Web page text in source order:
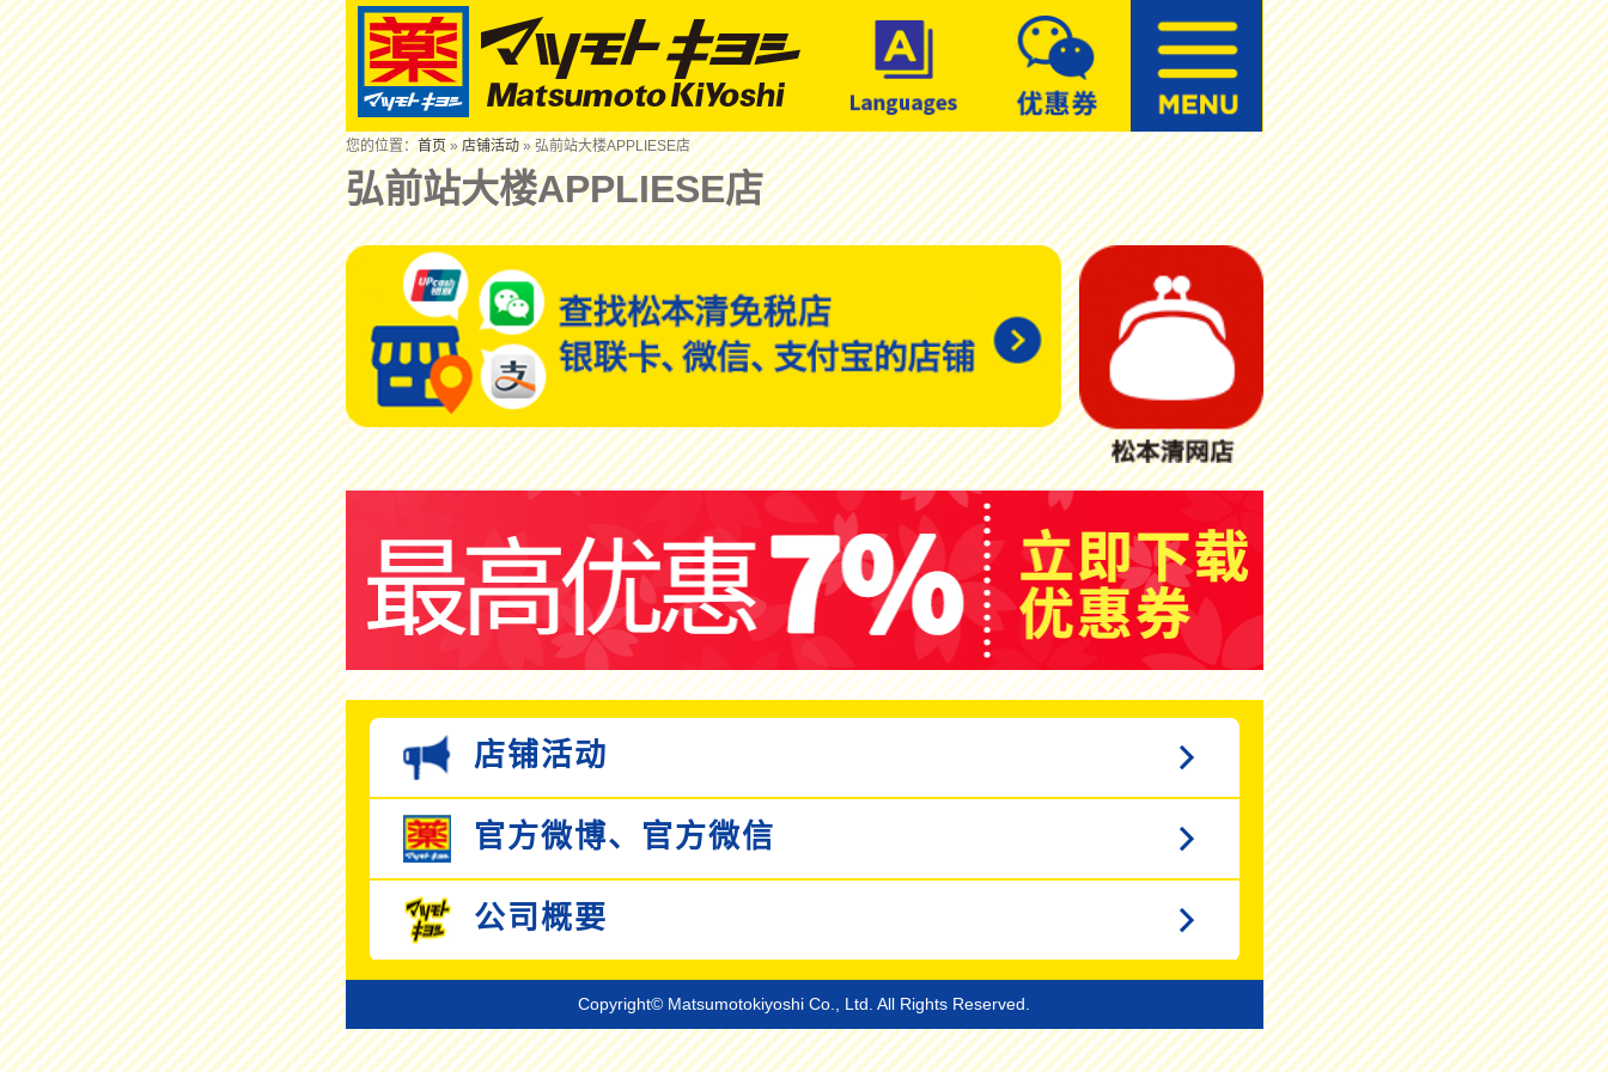
您的位置：首页»店铺活动» 弘前站大楼APPLIESE店
弘前站大楼APPLIESE店
店铺活动
官方微博、 官方微信
公司概要
Copyright© Matsumotokiyoshi Co., Ltd. All Rights Reserved.